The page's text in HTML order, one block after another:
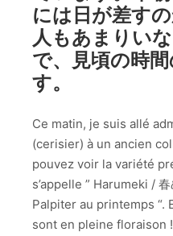
には日が差す
人もあまりい
で、見頃の時
す。
Ce matin, je suis allé
(cerisier) à un ancien
pouvez voir la variété
s’appelle ” Harumeki /
Palpiter au printemps “.
sont en pleine floraison